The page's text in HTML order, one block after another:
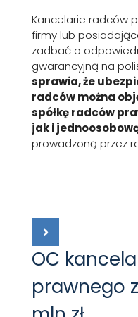
Kancelarie radców
firmy lub
zadbać o
gwarancyjną na
sprawia, że
radców można
spółkę radców
jak i
prowadzoną przez
OC
prawnego